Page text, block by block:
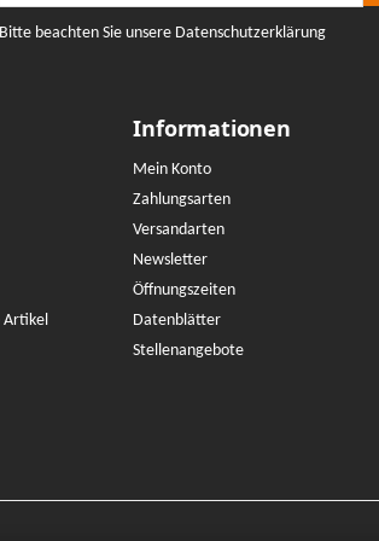
Bitte beachten Sie unsere Datenschutzerklärung
Artikel
Informationen
Mein Konto
Zahlungsarten
Versandarten
Newsletter
Öffnungszeiten
Datenblätter
Stellenangebote